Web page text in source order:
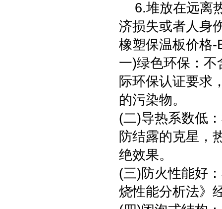
6.堆放在远离
济损失或者人身
橡塑保温板价格-
一)绿色环保：
际环保认证要求
的污染物。
(二)导热系数低
防结露的克星，
绝效果。
(三)防火性能好
烧性能分析法》